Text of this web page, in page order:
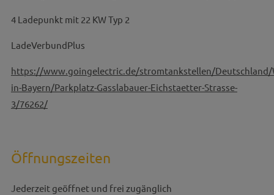
4 Ladepunkt mit 22 KW Typ 2
LadeVerbundPlus
https://www.goingelectric.de/stromtankstellen/Deutschland/
in-Bayern/Parkplatz-Gasslabauer-Eichstaetter-Strasse-
3/76262/
Öffnungszeiten
Jederzeit geöffnet und frei zugänglich